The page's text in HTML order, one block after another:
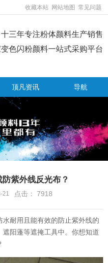
收藏本站 网站地图 常见问题
十三年专注粉体颜料生产销售
色闪粉颜料一站式采购平台
顶凡资讯 导航
紫外线反光布？
21 点击： 7918
耐用且能有效的防止紫外线的
阳蓬等遮掩工具中。你想知道